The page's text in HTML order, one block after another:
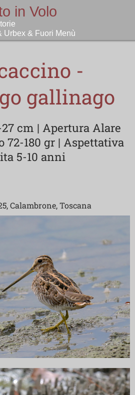
-
gallinago
cm | Apertura Alare
72-180 gr | Aspettativa
5-10 anni
Calambrone, Toscana